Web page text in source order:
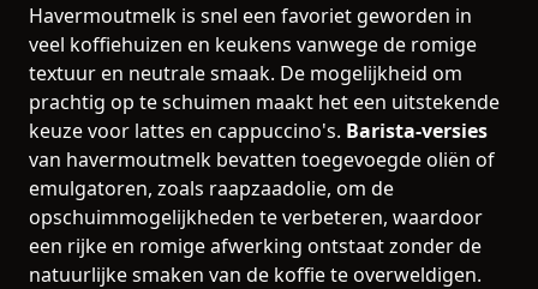
Havermoutmelk is snel een favoriet geworden in
veel koffiehuizen en keukens vanwege de romige
textuur en neutrale smaak. De mogelijkheid om
prachtig op te schuimen maakt het een uitstekende
keuze voor lattes en cappuccino's. Barista-versies
van havermoutmelk bevatten toegevoegde oliën of
emulgatoren, zoals raapzaadolie, om de
opschuimmogelijkheden te verbeteren, waardoor
een rijke en romige afwerking ontstaat zonder de
natuurlijke smaken van de koffie te overweldigen.